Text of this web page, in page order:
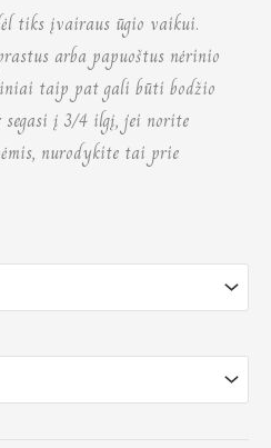
tiks įvairaus ūgio vaikui.
arba papuoštus nėrinio
taip pat gali būti bodžio
į 3/4 ilgį, jei norite
nurodykite tai prie